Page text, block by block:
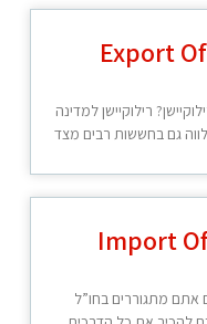
Export
רילוקיישן למדינה
גם בחששות רבים מצד
Import
אתם מתגוררים בחו”ל